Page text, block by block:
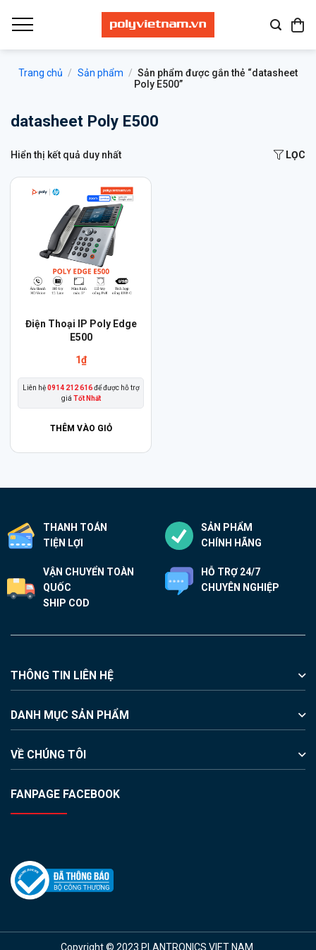
qua
Trang chủ / Sản phẩm / Sản phẩm được gắn thẻ “datasheet
Poly E500”
datasheet Poly E500
Hiển thị kết quả duy nhất LỌC
Điện Thoại IP Poly Edge
E500
1₫
Liên hệ0914 212 616để được hỗ trợ
giá Tốt Nhất
THÊM VÀO GIỎ
THANH TOÁN
TIỆN LỢI
SẢN PHẨM
CHÍNH HÃNG
VẬN CHUYỂN TOÀN
QUỐC
SHIP COD
HỖ TRỢ 24/7
CHUYÊN NGHIỆP
THÔNG TIN LIÊN HỆ
DANH MỤC SẢN PHẨM
VỀ CHÚNG TÔI
FANPAGE FACEBOOK
Copyright © 2023 PLANTRONICS VIET NAM.